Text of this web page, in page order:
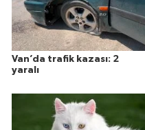
Van’da trafik kazası: 2
yaralı